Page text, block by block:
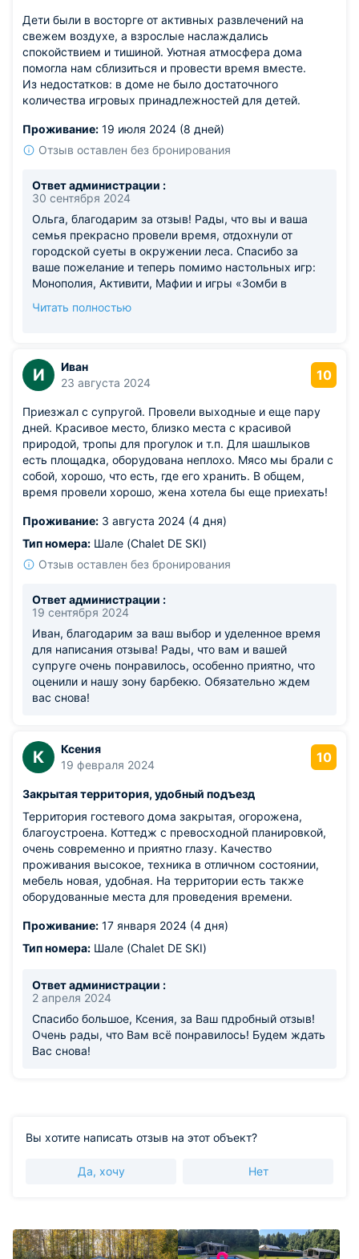
Здорово, что вы почувствовали нашу заботу и вкус в
оформлении дома. Будем рады снова увидеть вас и
провести очередной запоминающийся отдых!
Дети были в восторге от активных развлечений на
свежем воздухе, а взрослые наслаждались
спокойствием и тишиной. Уютная атмосфера дома
помогла нам сблизиться и провести время вместе.
Из недостатков: в доме не было достаточного
количества игровых принадлежностей для детей.
Проживание: 19 июля 2024 (8 дней)
Отзыв оставлен без бронирования
Ответ администрации :
30 сентября 2024
Ольга, благодарим за отзыв! Рады, что вы и ваша
семья прекрасно провели время, отдохнули от
городской суеты в окружении леса. Спасибо за
ваше пожелание и теперь помимо настольных игр:
Монополия, Активити, Мафии и игры «Зомби в
что можно еще приобрести в дом. Здорово будет,
Читать полностью
И
Иван
23 августа 2024
10
Приезжал с супругой. Провели выходные и еще пару
дней. Красивое место, близко места с красивой
природой, тропы для прогулок и т.п. Для шашлыков
есть площадка, оборудована неплохо. Мясо мы брали с
собой, хорошо, что есть, где его хранить. В общем,
время провели хорошо, жена хотела бы еще приехать!
Проживание: 3 августа 2024 (4 дня)
Тип номера: Шале (Chalet DE SKI)
Отзыв оставлен без бронирования
Ответ администрации :
19 сентября 2024
Иван, благодарим за ваш выбор и уделенное время
для написания отзыва! Рады, что вам и вашей
супруге очень понравилось, особенно приятно, что
оценили и нашу зону барбекю. Обязательно ждем
вас снова!
К
Ксения
19 февраля 2024
10
Закрытая территория, удобный подъезд
Территория гостевого дома закрытая, огорожена,
благоустроена. Коттедж с превосходной планировкой,
очень современно и приятно глазу. Качество
проживания высокое, техника в отличном состоянии,
мебель новая, удобная. На территории есть также
оборудованные места для проведения времени.
Проживание: 17 января 2024 (4 дня)
Тип номера: Шале (Chalet DE SKI)
Ответ администрации :
2 апреля 2024
Спасибо большое, Ксения, за Ваш пдробный отзыв!
Очень рады, что Вам всё понравилось! Будем ждать
Вас снова!
Вы хотите написать отзыв на этот объект?
Да, хочу Нет